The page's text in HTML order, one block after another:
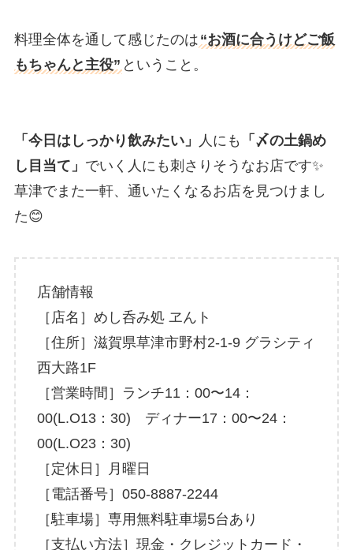
料理全体を通して感じたのは “お酒に合うけどご飯
もちゃんと主役” ということ。
「今日はしっかり飲みたい」 人にも
「〆の土鍋め
し目当て」 でいく人にも刺さりそうなお店です✨
草津でまた一軒、通いたくなるお店を見つけまし
た😊
店舗情報
［店名］めし呑み処 ヱんト
［住所］滋賀県草津市野村2-1-9 グラシティ
西大路1F
［営業時間］ランチ11：00〜14：
00(L.O13：30) ディナー17：00〜24：
00(L.O23：30)
［定休日］月曜日
［電話番号］050-8887-2244
［駐車場］専用無料駐車場5台あり
［支払い方法］現金・クレジットカード・